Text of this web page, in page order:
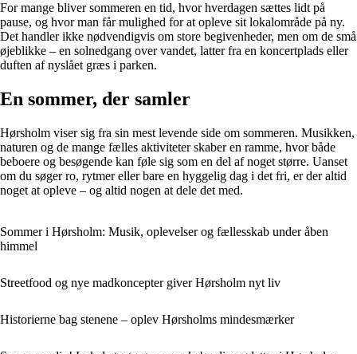
For mange bliver sommeren en tid, hvor hverdagen sættes lidt på
pause, og hvor man får mulighed for at opleve sit lokalområde på ny.
Det handler ikke nødvendigvis om store begivenheder, men om de små
øjeblikke – en solnedgang over vandet, latter fra en koncertplads eller
duften af nyslået græs i parken.
En sommer, der samler
Hørsholm viser sig fra sin mest levende side om sommeren. Musikken,
naturen og de mange fælles aktiviteter skaber en ramme, hvor både
beboere og besøgende kan føle sig som en del af noget større. Uanset
om du søger ro, rytmer eller bare en hyggelig dag i det fri, er der altid
noget at opleve – og altid nogen at dele det med.
Sommer i Hørsholm: Musik, oplevelser og fællesskab under åben
himmel
Streetfood og nye madkoncepter giver Hørsholm nyt liv
Historierne bag stenene – oplev Hørsholms mindesmærker